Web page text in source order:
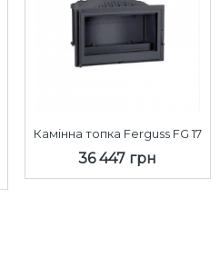
Камінна топка Ferguss FG 17
36 447 грн